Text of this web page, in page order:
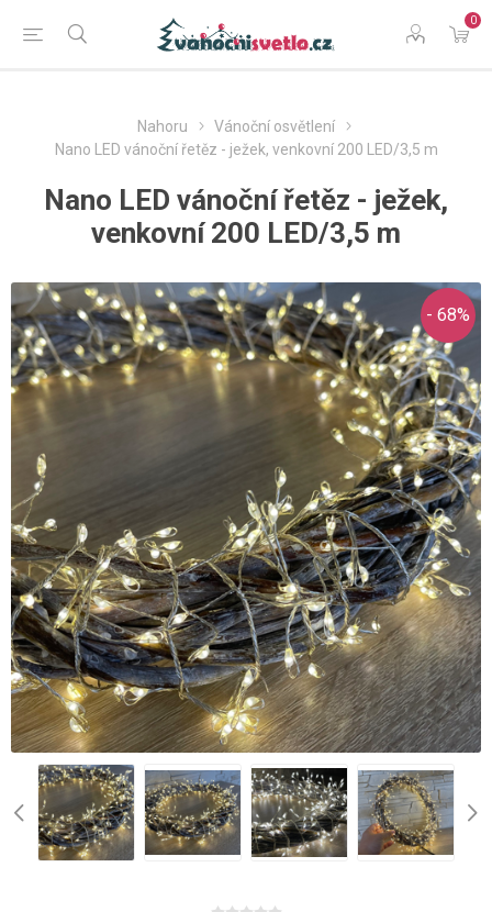
0
Nahoru
Vánoční osvětlení
Nano LED vánoční řetěz - ježek, venkovní 200 LED/3,5 m
Nano LED vánoční řetěz - ježek,
venkovní 200 LED/3,5 m
- 68%